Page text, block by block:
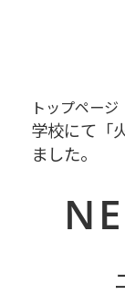
トップページ
学校にて「
ました。